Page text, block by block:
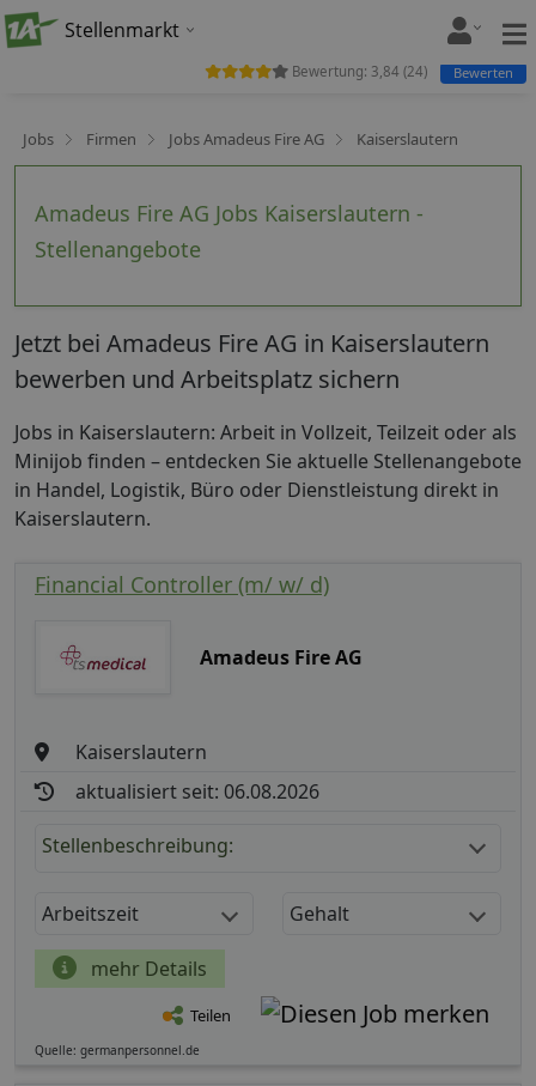
Stellenmarkt
Jobs Firmen Jobs Amadeus Fire AG Kaiserslautern
Amadeus Fire AG Jobs Kaiserslautern -
Stellenangebote
Bewertung: 3,84 (24) Bewerten
Jetzt bei Amadeus Fire AG in Kaiserslautern
bewerben und Arbeitsplatz sichern
Jobs in Kaiserslautern: Arbeit in Vollzeit, Teilzeit oder als
Minijob finden – entdecken Sie aktuelle Stellenangebote
in Handel, Logistik, Büro oder Dienstleistung direkt in
Kaiserslautern.
Financial Controller (m/ w/ d)
Amadeus Fire AG
Kaiserslautern
aktualisiert seit: 06.08.2026
Stellenbeschreibung:
Arbeitszeit Gehalt
mehr Details
Teilen
Quelle: germanpersonnel.de